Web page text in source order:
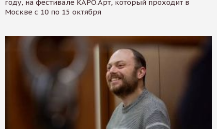
году, на фестивале КАРО.Арт, который проходит в
Москве с 10 по 15 октября